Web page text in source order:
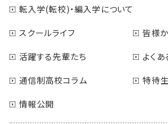
転入学(転校)・編入学について
スクールライフ
皆様
活躍する先輩たち
よく
通信制高校コラム
特待
情報公開